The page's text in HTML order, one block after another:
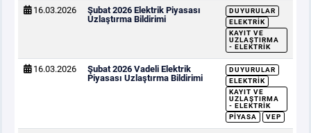
16.03.2026
Şubat 2026 Elektrik Piyasası
Uzlaştırma Bildirimi
DUYURULAR
ELEKTRIK
KAYIT VE
UZLAŞTIRMA
- ELEKTRIK
16.03.2026
Şubat 2026 Vadeli Elektrik
Piyasası Uzlaştırma Bildirimi
DUYURULAR
ELEKTRIK
KAYIT VE
UZLAŞTIRMA
- ELEKTRIK
PIYASA
VEP